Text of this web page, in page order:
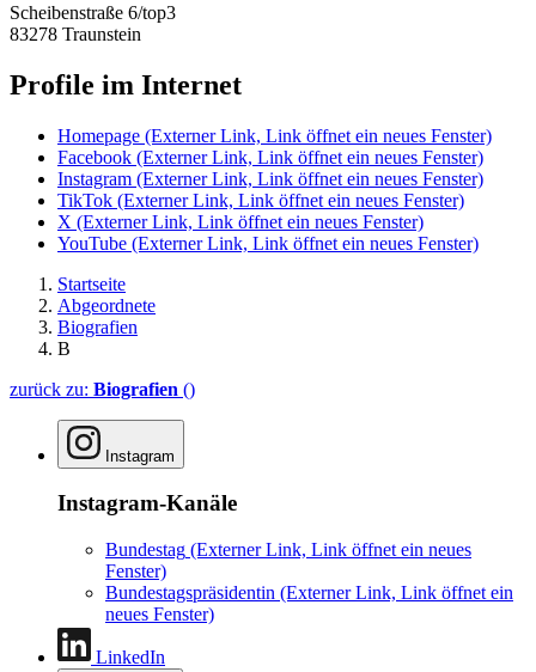
Scheibenstraße 6/top3
83278 Traunstein
Profile im Internet
Homepage (Externer Link, Link öffnet ein neues Fenster)
Facebook (Externer Link, Link öffnet ein neues Fenster)
Instagram (Externer Link, Link öffnet ein neues Fenster)
TikTok (Externer Link, Link öffnet ein neues Fenster)
X (Externer Link, Link öffnet ein neues Fenster)
YouTube (Externer Link, Link öffnet ein neues Fenster)
Startseite
Abgeordnete
Biografien
B
zurück zu: Biografien ()
Instagram
Instagram-Kanäle
Bundestag (Externer Link, Link öffnet ein neues
Fenster)
Bundestagspräsidentin (Externer Link, Link öffnet ein
neues Fenster)
LinkedIn